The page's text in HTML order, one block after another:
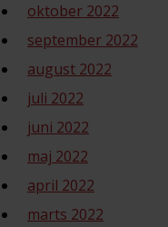
oktober 2022
september 2022
august 2022
juli 2022
juni 2022
maj 2022
april 2022
marts 2022